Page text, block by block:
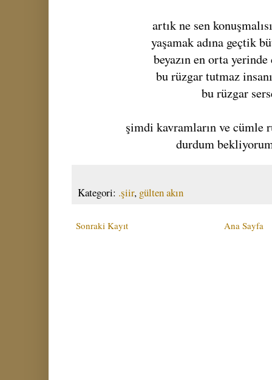
artık ne sen
yaşamak adına geçtik
beyazın en orta
bu rüzgar tutmaz
bu rüzgar
şimdi kavramların ve cümle
durdum
Kategori: .şiir, gülten akın
Sonraki Kayıt Ana Sayfa